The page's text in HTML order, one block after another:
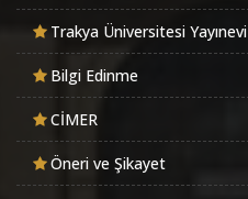
Trakya Üniversitesi Yayınevi
Bilgi Edinme
CİMER
Öneri ve Şikayet